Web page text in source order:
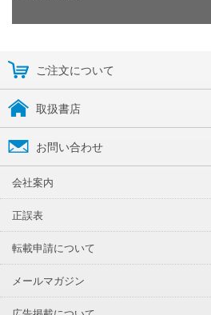
ご注文について
取扱書店
お問い合わせ
会社案内
正誤表
転載申請について
メールマガジン